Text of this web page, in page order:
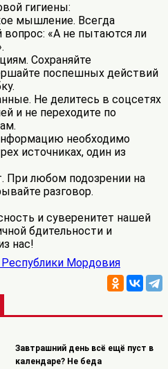
гигиены:
мышление. Всегда
вопрос: «А не пытаются ли
Сохраняйте
поспешных действий
Не делитесь в соцсетях
и не переходите по
необходимо
источниках, один из
При любом подозрении на
разговор.
и суверенитет нашей
бдительности и
нас!
Мордовия
Завтрашний день всё ещё пуст в
календаре? Не беда